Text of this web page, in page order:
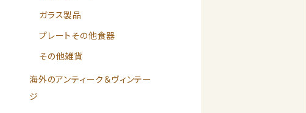
ガラス製品
プレートその他食器
その他雑貨
海外のアンティーク＆ヴィンテー
ジ